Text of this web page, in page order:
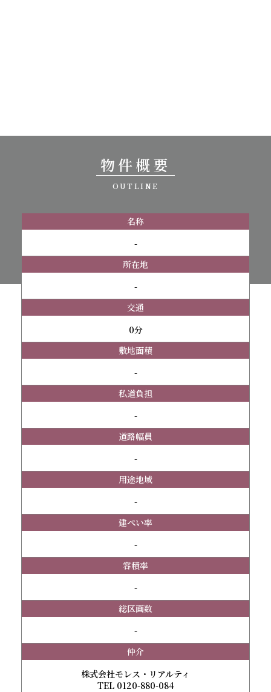
物件概要
OUTLINE
名称
-
所在地
-
交通
0分
敷地面積
-
私道負担
-
道路幅員
-
用途地域
-
建ぺい率
-
容積率
-
総区画数
-
仲介
株式会社モレス・リアルティ
TEL 0120-880-084